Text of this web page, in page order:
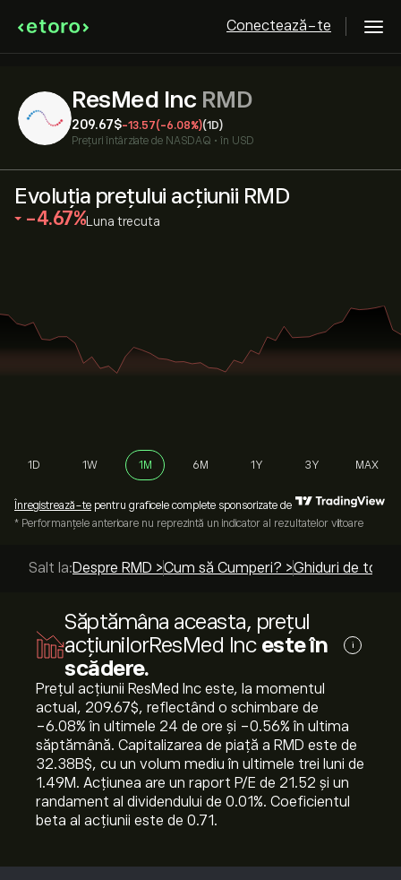
Conectează-te
ResMed Inc RMD
209.67‎$‎-13.57(-6.08%)(1D)
Prețuri întârziate de NASDAQ • în USD
Evoluția prețului acțiunii RMD
‎-4.67‎ Luna trecuta
1D 1W 1M 6M 1Y 3Y MAX
Înregistrează-te pentru graficele complete sponsorizate de
* Performanțele anterioare nu reprezintă un indicator al rezultatelor viitoare
Salt la:Despre RMD >Cum să Cumperi? >Ghiduri de top >
Săptămâna aceasta, prețul
acțiunilorResMed Inc este în
scădere.
i
Prețul acțiunii ResMed Inc este, la momentul
actual, 209.67‎$‎, reflectând o schimbare de
‎-6.08‎% în ultimele 24 de ore și ‎-0.56‎% în ultima
săptămână. Capitalizarea de piață a RMD este de
32.38B‎$‎, cu un volum mediu în ultimele trei luni de
1.49M. Acțiunea are un raport P/E de 21.52 și un
randament al dividendului de 0.01%. Coeficientul
beta al acțiunii este de 0.71.